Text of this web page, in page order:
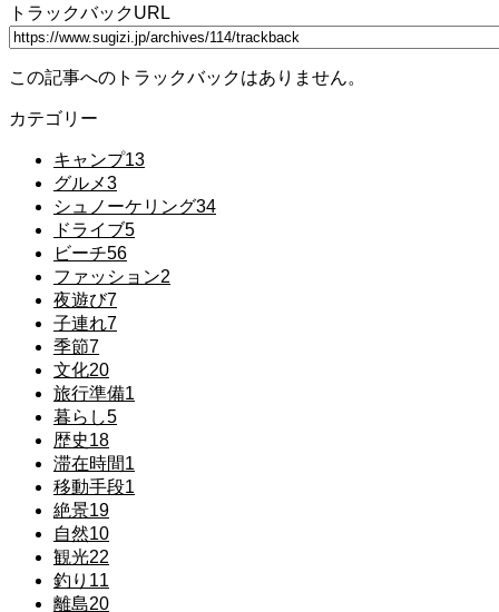
トラックバックURL
この記事へのトラックバックはありません。
カテゴリー
キャンプ13
グルメ3
シュノーケリング34
ドライブ5
ビーチ56
ファッション2
夜遊び7
子連れ7
季節7
文化20
旅行準備1
暮らし5
歴史18
滞在時間1
移動手段1
絶景19
自然10
観光22
釣り 11
離島20